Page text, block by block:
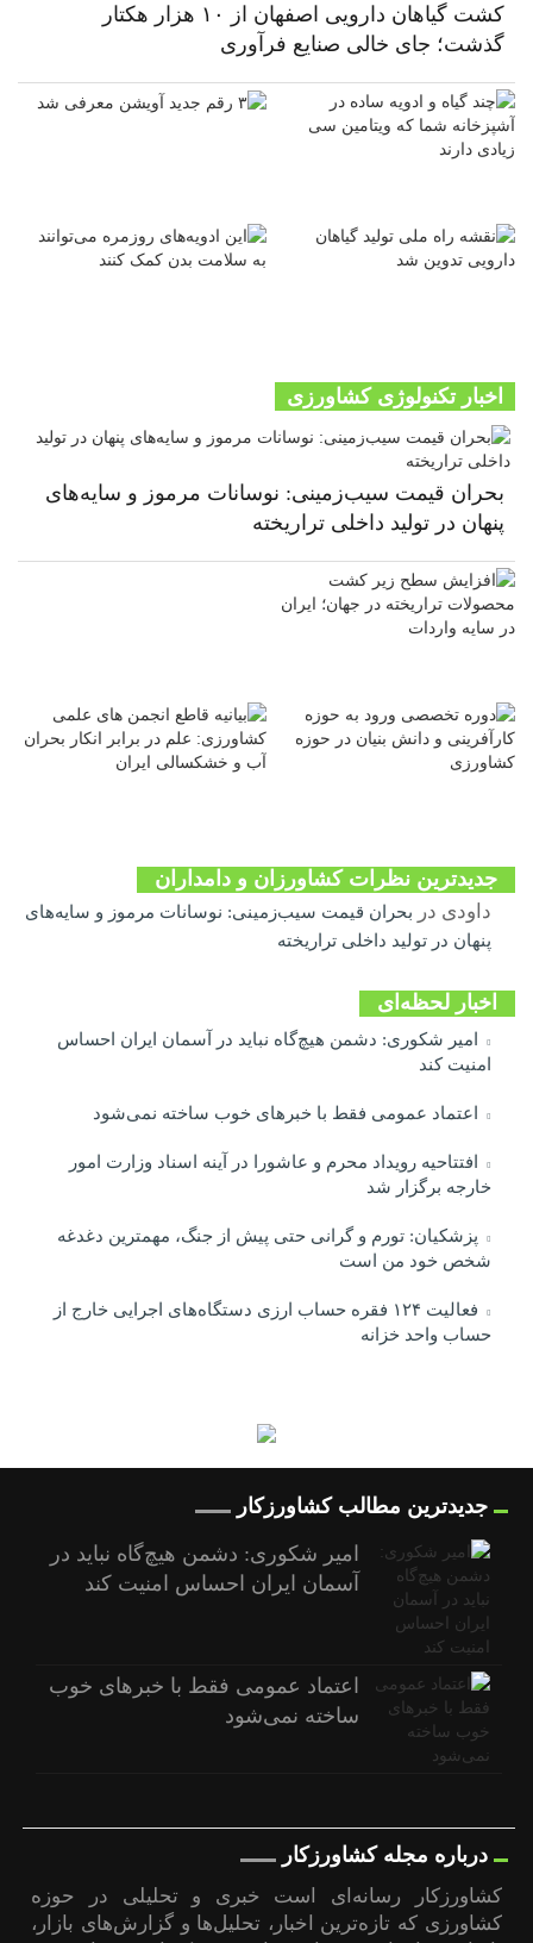
کشت گیاهان دارویی اصفهان از ۱۰ هزار هکتار
گذشت؛ جای خالی صنایع فرآوری
اخبار تکنولوژی کشاورزی
بحران قیمت سیب‌زمینی: نوسانات مرموز و سایه‌های
پنهان در تولید داخلی تراریخته
جدیدترین نظرات کشاورزان و دامداران
داودی در
بحران قیمت سیب‌زمینی: نوسانات مرموز و سایه‌های
پنهان در تولید داخلی تراریخته
اخبار لحظه‌ای
امیر شکوری: دشمن هیچ‌گاه نباید در آسمان ایران احساس
امنیت کند
اعتماد عمومی فقط با خبرهای خوب ساخته نمی‌شود
افتتاحیه رویداد محرم و عاشورا در آینه اسناد وزارت امور
خارجه برگزار شد
پزشکیان: تورم و گرانی حتی پیش از جنگ، مهمترین دغدغه
شخص خود من است
فعالیت ۱۲۴ فقره حساب ارزی دستگاه‌های اجرایی خارج از
حساب واحد خزانه
جدیدترین مطالب کشاورزکار
امیر شکوری: دشمن هیچ‌گاه نباید در
آسمان ایران احساس امنیت کند
اعتماد عمومی فقط با خبرهای خوب
ساخته نمی‌شود
درباره مجله کشاورزکار
کشاورزکار رسانه‌ای است خبری و تحلیلی در حوزه
کشاورزی که تازه‌ترین اخبار، تحلیل‌ها و گزارش‌های بازار،